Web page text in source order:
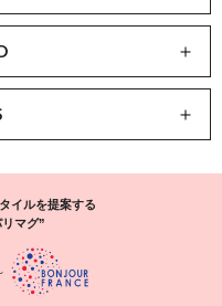
イルを提案する
マグ”